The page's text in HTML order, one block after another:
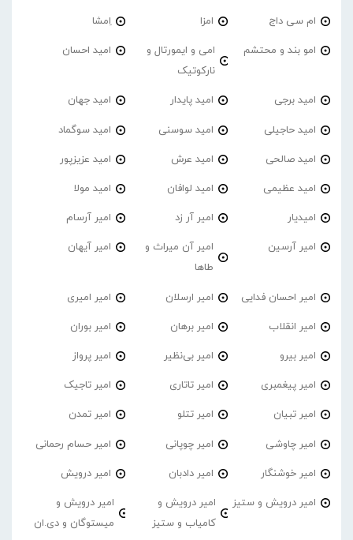
ام سی داج امزا اِمشا
امو بند و محتشم
امی و ایمورتال و
نارکوتیک
امید احسان
امید برجی امید پایدار امید جهان
امید حاجیلی امید سوسنی امید سوگماد
امید صالحی امید عرش امید عزیزپور
امید عظیمی امید لوافان امید مولا
امیدیار امیر آر زد امیر آرسام
امیر آرسین
امیر آن میراث و
طاها
امیر آیهان
امیر احسان فدایی امیر ارسلان امیر امیری
امیر انقلاب امیر برهان امیر‌ بوران
امیر بیرو امیر بی‌نظیر امیر پرواز
امیر پیغمبری امیر تاتاری امیر تاجیک
امیر تبیان امیر تتلو امیر تمدن
امیر چاوشی امیر چوپانی امیر حسام رحمانی
امیر خوشنگار امیر دادبان امیر درویش
امیر درویش و ستیز
امیر درویش و
کامیاب و ستیز
امیر درویش و
میستوگان و دی.ان